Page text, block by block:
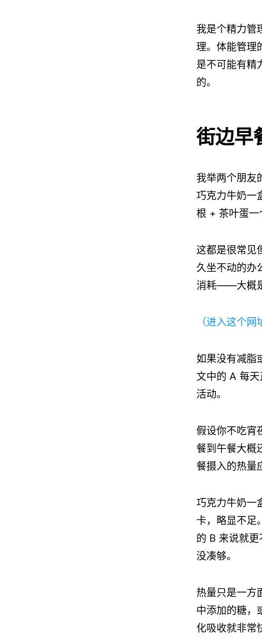
我是个精力管
理。体能管理
是不可能有精
的。
街边早
我举两个朋友
巧克力牛奶一
根 + 茶叶蛋一
这都是很常见
久坐不动的办
消耗——大概
（进入这个
如果没有减脂
文中的 A 每
活动。
假设你不吃宵
餐到午餐大概
餐摄入的热量
巧克力牛奶一
卡，略显不足
的 B 来说就
没凑够。
热量只是一方
中添加的糖，
化吸收就非常